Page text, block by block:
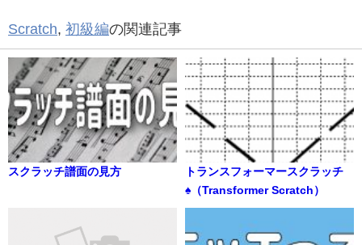
Scratch, 初級編の関連記事
スクラッチ譜面の見方
トランスフォーマースクラッチ
♠（Transformer Scratch）